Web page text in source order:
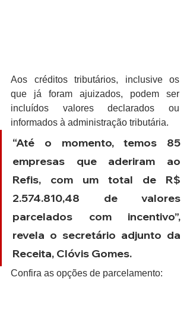
Aos créditos tributários, inclusive os
que já foram ajuizados, podem ser
incluídos valores declarados ou
informados à administração tributária.
“Até o momento, temos 85
empresas que aderiram ao
Refis, com um total de R$
2.574.810,48 de valores
parcelados com incentivo”,
revela o secretário adjunto da
Receita, Clóvis Gomes.
Confira as opções de parcelamento: